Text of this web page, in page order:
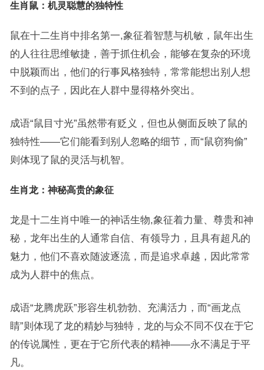
生肖鼠：机灵聪慧的独特性
鼠在十二生肖中排名第一,象征着智慧与机敏，鼠年出生
的人往往思维敏捷，善于抓住机会，能够在复杂的环境
中脱颖而出，他们的行事风格独特，常常能想出别人想
不到的点子，因此在人群中显得格外突出。
成语“鼠目寸光”虽然带有贬义，但也从侧面反映了鼠的
独特性——它们能看到别人忽略的细节，而“鼠窃狗偷”
则体现了鼠的灵活与机智。
生肖龙：神秘高贵的象征
龙是十二生肖中唯一的神话生物,象征着力量、尊贵和神
秘，龙年出生的人通常自信、有领导力，且具有超凡的
魅力，他们不喜欢随波逐流，而是追求卓越，因此常常
成为人群中的焦点。
成语“龙腾虎跃”形容生机勃勃、充满活力，而“画龙点
睛”则体现了龙的精妙与独特，龙的与众不同不仅在于它
的传说属性，更在于它所代表的精神——永不满足于平
凡。